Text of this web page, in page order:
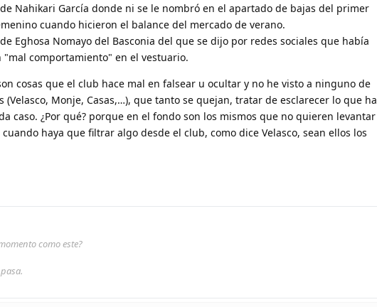
Nahikari García donde ni se le nombró en el apartado de bajas del primer
cuando hicieron el balance del mercado de verano.
Eghosa Nomayo del Basconia del que se dijo por redes sociales que había
"mal comportamiento" en el vestuario.
cosas que el club hace mal en falsear u ocultar y no he visto a ninguno de
(Velasco, Monje, Casas,…), que tanto se quejan, tratar de esclarecer lo que ha
caso. ¿Por qué? porque en el fondo son los mismos que no quieren levantar
haya que filtrar algo desde el club, como dice Velasco, sean ellos los
como este?